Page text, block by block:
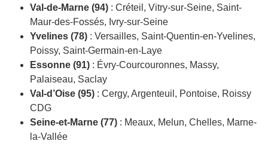
Val-de-Marne (94) : Créteil, Vitry-sur-Seine, Saint-
Maur-des-Fossés, Ivry-sur-Seine
Yvelines (78) : Versailles, Saint-Quentin-en-Yvelines,
Poissy, Saint-Germain-en-Laye
Essonne (91) : Évry-Courcouronnes, Massy,
Palaiseau, Saclay
Val-d’Oise (95) : Cergy, Argenteuil, Pontoise, Roissy
CDG
Seine-et-Marne (77) : Meaux, Melun, Chelles, Marne-
la-Vallée